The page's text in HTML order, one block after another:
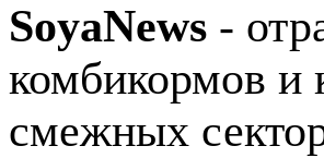
SoyaNews -
комбикормов и
смежных